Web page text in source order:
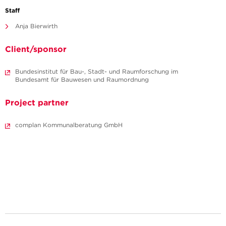
Staff
Anja Bierwirth
Client/sponsor
Bundesinstitut für Bau-, Stadt- und Raumforschung im
Bundesamt für Bauwesen und Raumordnung
Project partner
complan Kommunalberatung GmbH